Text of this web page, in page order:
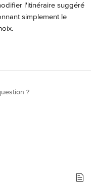
l'itinéraire suggéré
simplement le
?